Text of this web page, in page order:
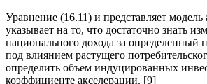
Уравнение (16.11) и представляет модель
указывает на то, что достаточно знать
национального дохода за определенный
под влиянием растущего
определить объем индуцированных
коэффициенте акселерации. [9]